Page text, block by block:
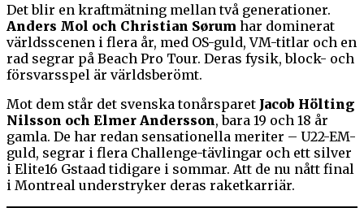
Det blir en kraftmätning mellan två generationer.
Anders Mol och Christian Sørum har dominerat
världsscenen i flera år, med OS-guld, VM-titlar och en
rad segrar på Beach Pro Tour. Deras fysik, block- och
försvarsspel är världsberömt.
Mot dem står det svenska tonårsparet Jacob Hölting
Nilsson och Elmer Andersson, bara 19 och 18 år
gamla. De har redan sensationella meriter – U22-EM-
guld, segrar i flera Challenge-tävlingar och ett silver
i Elite16 Gstaad tidigare i sommar. Att de nu nått final
i Montreal understryker deras raketkarriär.